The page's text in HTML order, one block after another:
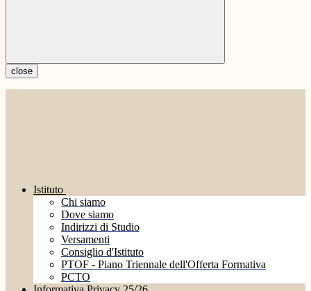
close
Istituto
Chi siamo
Dove siamo
Indirizzi di Studio
Versamenti
Consiglio d'Istituto
PTOF - Piano Triennale dell'Offerta Formativa
PCTO